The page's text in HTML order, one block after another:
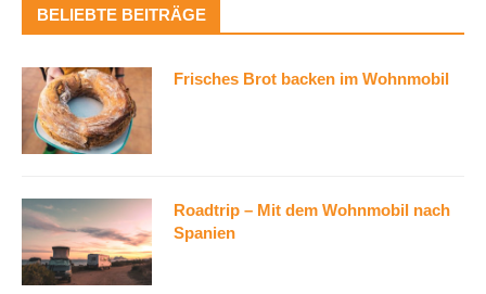
BELIEBTE BEITRÄGE
Frisches Brot backen im Wohnmobil
Roadtrip – Mit dem Wohnmobil nach
Spanien